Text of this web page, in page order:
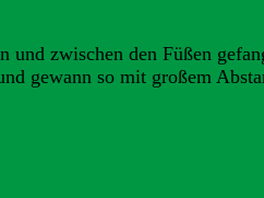
zwischen den Füßen
gewann so mit großem